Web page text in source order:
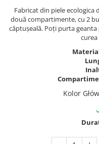
Fabricat din piele ecologica
două compartimente, cu 2
căptușeală. Poți purta
curea
Kolor